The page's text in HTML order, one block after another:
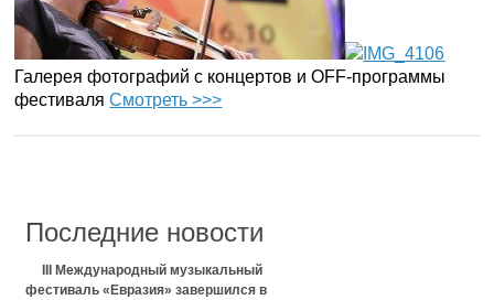
Галерея фотографий с концертов и OFF-программы
фестиваляСмотреть >>>
Последние новости
III Международный музыкальный
фестиваль «Евразия» завершился в